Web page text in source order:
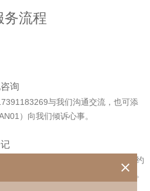
务流程
询
与我们沟通交流，也可添
）向我们倾诉心事。
来访意向，可与在线咨询顾问进行预约
情，确定来访时间，熟知来访路线等。
